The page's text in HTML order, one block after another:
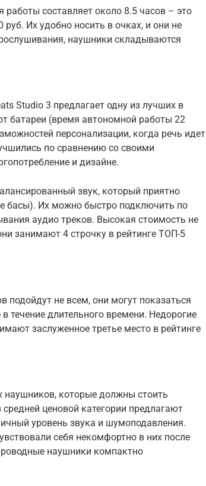
составляет около 8.5 часов – это
Их удобно носить в очках, и они не
наушники складываются
Studio 3 предлагает одну из лучших в
батареи (время автономной работы 22
персонализации, когда речь идет
по сравнению со своими
и дизайне.
звук, который приятно
басы). Их можно быстро подключить по
аудио треков. Высокая стоимость не
занимают 4 строчку в рейтинге ТОП-5
не всем, они могут показаться
течение длительного времени. Недорогие
заслуженное третье место в рейтинге
наушников, которые должны стоить
ценовой категории предлагают
уровень звука и шумоподавления.
себя некомфортно в них после
наушники компактно